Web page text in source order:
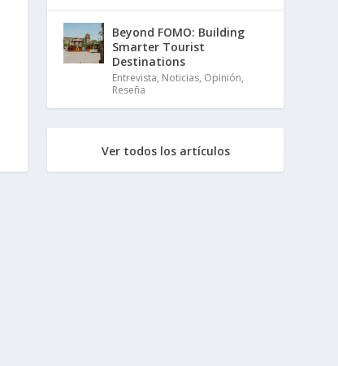
Beyond FOMO: Building
Smarter Tourist
Destinations
Entrevista, Noticias, Opinión,
Reseña
Ver todos los artículos